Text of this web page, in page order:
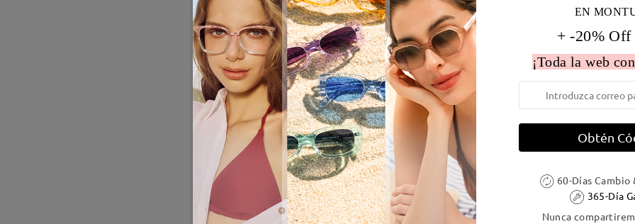
EN
+ -20% Off
¡Toda la web
Obtén
60-Días
365-Día
Nunca